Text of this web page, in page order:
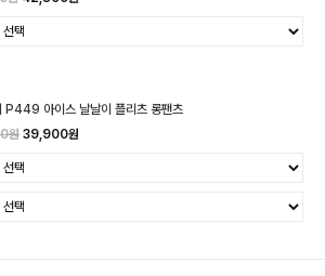
P449 아이스 날날이 플리츠 롱팬츠
원 39,900원